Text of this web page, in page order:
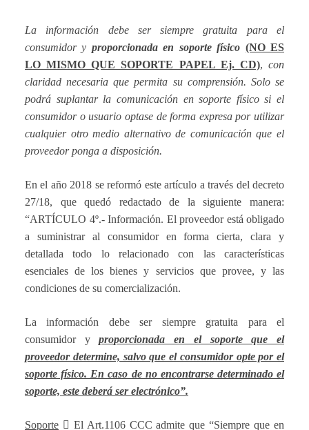
La información debe ser siempre gratuita para el
consumidor y proporcionada en soporte físico (NO ES
LO MISMO QUE SOPORTE PAPEL Ej. CD), con
claridad necesaria que permita su comprensión. Solo se
podrá suplantar la comunicación en soporte físico si el
consumidor o usuario optase de forma expresa por utilizar
cualquier otro medio alternativo de comunicación que el
proveedor ponga a disposición.
En el año 2018 se reformó este artículo a través del decreto
27/18, que quedó redactado de la siguiente manera:
“ARTÍCULO 4º.- Información. El proveedor está obligado
a suministrar al consumidor en forma cierta, clara y
detallada todo lo relacionado con las características
esenciales de los bienes y servicios que provee, y las
condiciones de su comercialización.
La información debe ser siempre gratuita para el
consumidor yproporcionada en el soporte que el
proveedor determine, salvo que el consumidor opte por el
soporte físico. En caso de no encontrarse determinado el
soporte, este deberá ser electrónico”.
Soporte  El Art.1106 CCC admite que “Siempre que en